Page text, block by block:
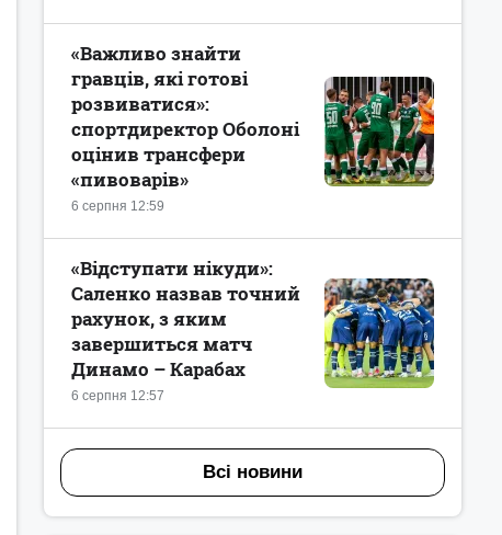
6 серпня 12:59
«Важливо знайти
гравців, які готові
розвиватися»:
спортдиректор Оболоні
оцінив трансфери
«пивоварів»
6 серпня 12:57
«Відступати нікуди»:
Саленко назвав точний
рахунок, з яким
завершиться матч
Динамо – Карабах
Всі новини